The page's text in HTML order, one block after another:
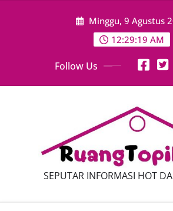
Minggu, 9 Agustus
12:29:21 AM
Follow Us
SEPUTAR INFORMASI HOT